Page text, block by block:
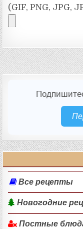
(GIF, PNG, JPG,
Все рецепты
Новогодние
Постные